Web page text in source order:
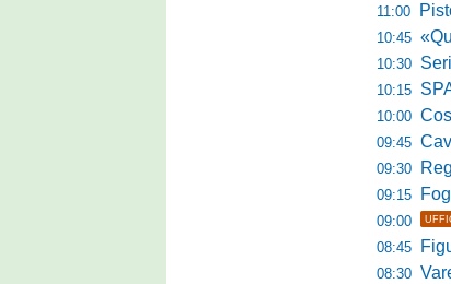
11:00
10:45
10:30
10:15
10:00
09:45
09:30
09:15
09:00
08:45
08:30